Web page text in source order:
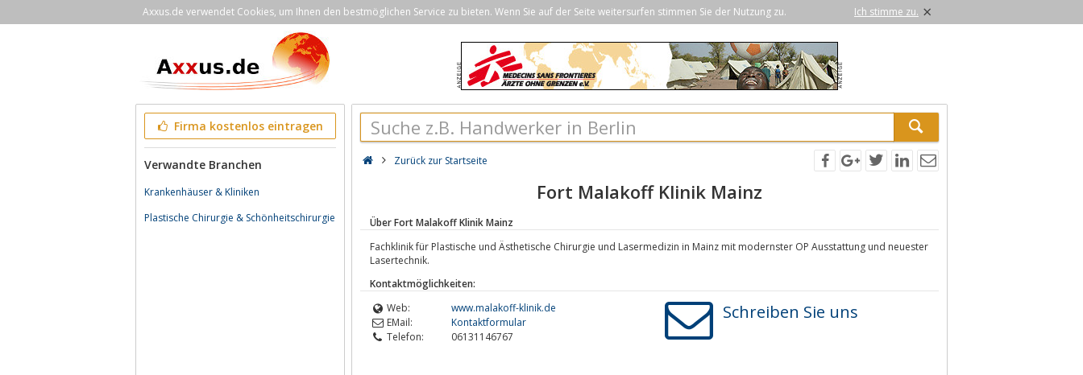
Axxus.de verwendet Cookies, um Ihnen den bestmöglichen Service zu bieten. Wenn Sie auf der Seite weitersurfen stimmen Sie der Nutzung zu. Ich stimme zu. ×
Firma kostenlos eintragen
Verwandte Branchen
Krankenhäuser & Kliniken
Plastische Chirurgie & Schönheitschirurgie
Zurück zur Startseite
Fort Malakoff Klinik Mainz
Über Fort Malakoff Klinik Mainz
Fachklinik für Plastische und Ästhetische Chirurgie und Lasermedizin in Mainz mit modernster OP Ausstattung und neuester
Lasertechnik.
Kontaktmöglichkeiten:
Web:
www.malakoff-klinik.de
EMail:
Kontaktformular
Telefon:
06131146767
Schreiben Sie uns